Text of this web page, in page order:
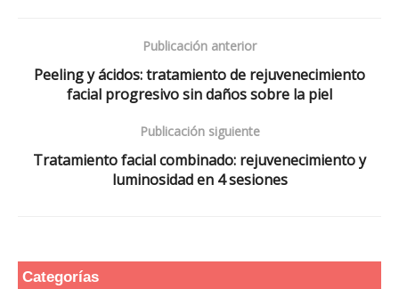
Publicación anterior
Peeling y ácidos: tratamiento de rejuvenecimiento
facial progresivo sin daños sobre la piel
Publicación siguiente
Tratamiento facial combinado: rejuvenecimiento y
luminosidad en 4 sesiones
Categorías